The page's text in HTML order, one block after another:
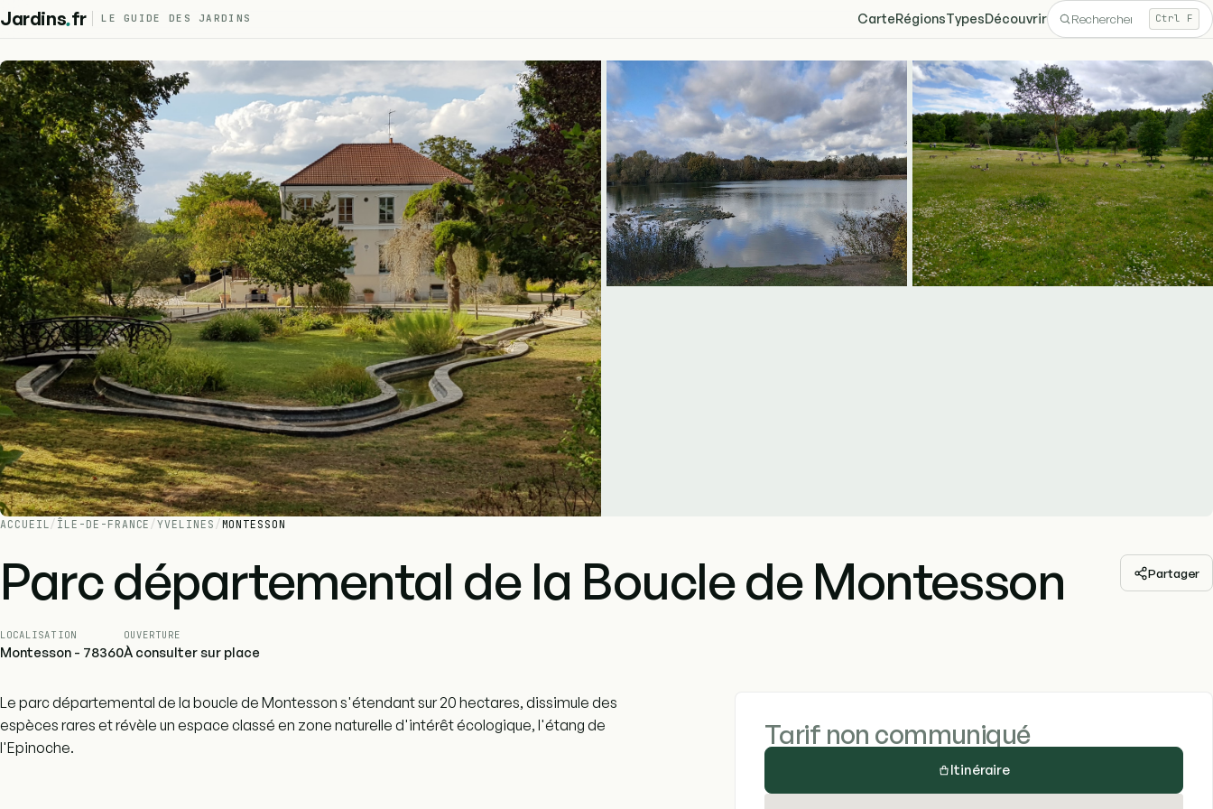
Jardins.fr LE GUIDE DES JARDINS CarteRégionsTypesDécouvrir Ctrl F
ACCUEIL/ ÎLE-DE-FRANCE /YVELINES / MONTESSON
Parc départemental de la Boucle de Montesson Partager
LOCALISATION
Montesson - 78360
OUVERTURE
À consulter sur place
Le parc départemental de la boucle de Montesson s'étendant sur 20 hectares, dissimule des
espèces rares et révèle un espace classé en zone naturelle d'intérêt écologique, l'étang de
l'Epinoche.
Tarif non communiqué
Itinéraire